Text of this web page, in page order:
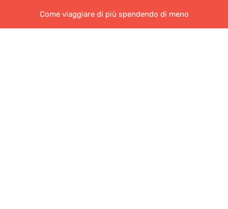
Come viaggiare di più spendendo di meno